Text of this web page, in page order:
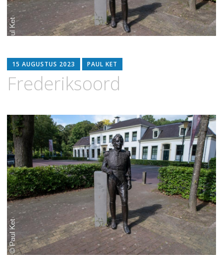
15 AUGUSTUS 2023 PAUL KET
Frederiksoord